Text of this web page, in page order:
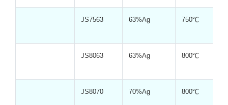
JS7563 63%Ag 750℃
JS8063 63%Ag 800℃
JS8070 70%Ag 800℃